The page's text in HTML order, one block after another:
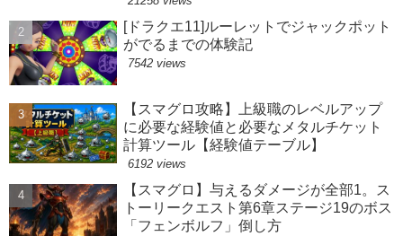
[ドラクエ11]ルーレットでジャックポット
がでるまでの体験記
7542 views
【スマグロ攻略】上級職のレベルアップ
に必要な経験値と必要なメタルチケット
計算ツール【経験値テーブル】
6192 views
【スマグロ】与えるダメージが全部1。ス
トーリークエスト第6章ステージ19のボス
「フェンボルフ」倒し方